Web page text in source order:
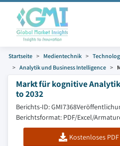
Startseite Medientechnik
Analytik und Business Intelligence
Markt für kognitive
to 2032
Berichts-ID: GMI7368
Berichtsformat: PDF/Excel/
Kostenloses